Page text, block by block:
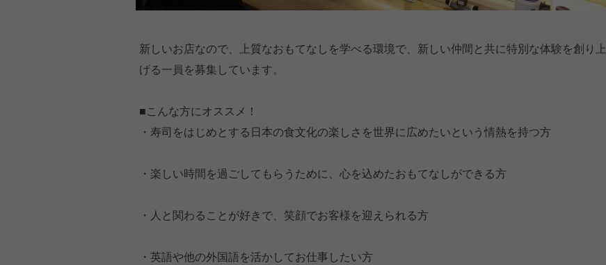
新しいお店なので、上質なおもてなしを学べる環境で、新しい仲間と共に特別な体験を創り上
げる一員を募集しています。
■こんな方にオススメ！
・寿司をはじめとする日本の食文化の楽しさを世界に広めたいという情熱を持つ方
・楽しい時間を過ごしてもらうために、心を込めたおもてなしができる方
・人と関わることが好きで、笑顔でお客様を迎えられる方
・英語や他の外国語を活かしてお仕事したい方